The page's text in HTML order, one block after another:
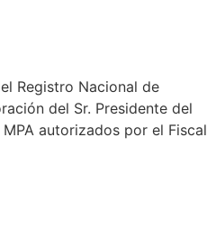
Registro Nacional de
del Sr. Presidente del
autorizados por el Fiscal